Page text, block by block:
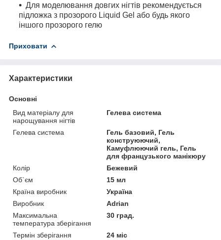
Для моделювання довгих нігтів рекомендується
підложка з прозорого Liquid Gel або будь якого
іншого прозорого гелю
Приховати
Характеристики
Основні
Вид матеріалу для
нарощування нігтів
Гелева система
Гелева система
Гель базовий, Гель
конструюючий,
Камуфлюючий гель, Гель
для французького манікюру
Колір
Бежевий
Об`єм
15 мл
Країна виробник
Україна
Виробник
Adrian
Максимальна
температура зберігання
30 град.
Термін зберігання 24 міс